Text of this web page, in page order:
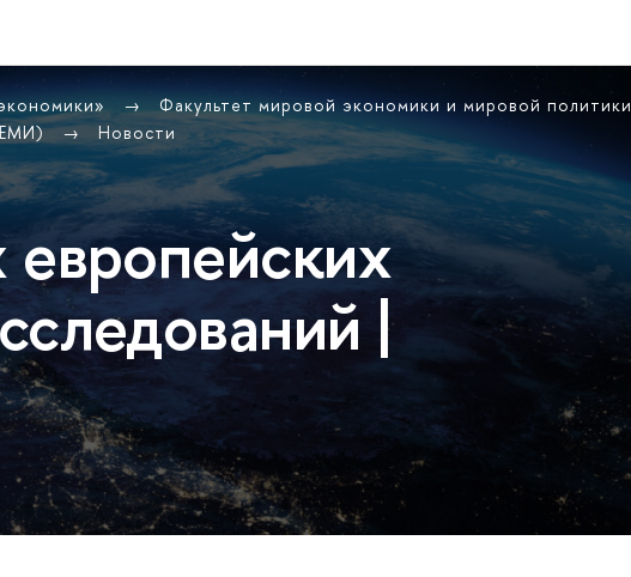
Факультет мировой экономики и мировой политики
Новости
|